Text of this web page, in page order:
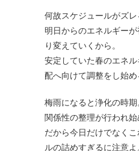
何故スケジュールがズレ
明日からのエネルギー
り変えていくから。
安定していた春のエネ
配へ向けて調整をし始め
梅雨になると浄化の時
関係性の整理が行われ始
だから今日だけでなく
ルの詰めすぎるに注意よ